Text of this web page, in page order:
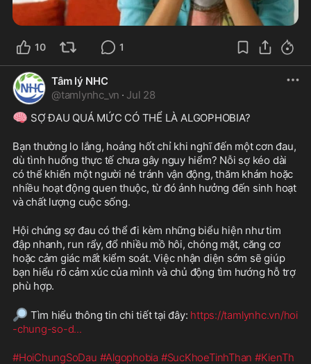
10 1
Tâm lý NHC
@tamlynhc_vn · Jul 28
🧠 SỢ ĐAU QUÁ MỨC CÓ THỂ LÀ ALGO­PHOBIA?
Bạn thường lo lắng, hoảng hốt chỉ khi nghĩ đến một cơn đau,
dù tình huống thực tế chưa gây nguy hiểm? Nỗi sợ kéo dài
có thể khiến một người né tránh vận động, thăm khám hoặc
nhiều hoạt động quen thuộc, từ đó ảnh hưởng đến sinh hoạt
và chất lượng cuộc sống.
Hội chứng sợ đau có thể đi kèm những biểu hiện như tim
đập nhanh, run rẩy, đổ nhiều mồ hôi, chóng mặt, căng cơ
hoặc cảm giác mất kiểm soát. Việc nhận diện sớm sẽ giúp
bạn hiểu rõ cảm xúc của mình và chủ động tìm hướng hỗ trợ
phù hợp.
🔎 Tìm hiểu thông tin chi tiết tại đây: https://tamlynhc.vn/hoi
-chung-so-d...
#HoiChungSoDau #Algophobia #SucKhoeTinhThan #KienTh